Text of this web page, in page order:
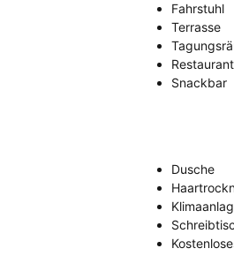
Fahrstuhl
Terrasse
Restaurant
Snackbar
Dusche